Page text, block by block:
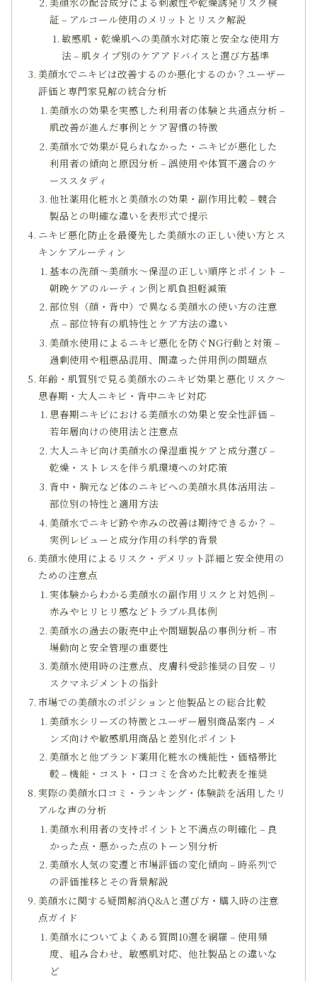
証 – アルコール使用のメリットとリスク解説
敏感肌・乾燥肌への美顔水対応策と安全な使用方
法 – 肌タイプ別のケアアドバイスと選び方基準
美顔水でニキビは改善するのか悪化するのか？ユーザー
評価と専門家見解の統合分析
美顔水の効果を実感した利用者の体験と共通点分析 –
肌改善が進んだ事例とケア習慣の特徴
美顔水で効果が見られなかった・ニキビが悪化した
利用者の傾向と原因分析 – 誤使用や体質不適合のケ
ーススタディ
他社薬用化粧水と美顔水の効果・副作用比較 – 競合
製品との明確な違いを表形式で提示
ニキビ悪化防止を最優先した美顔水の正しい使い方とス
キンケアルーティン
基本の洗顔～美顔水～保湿の正しい順序とポイント –
朝晩ケアのルーティン例と肌負担軽減策
部位別（顔・背中）で異なる美顔水の使い方の注意
点 – 部位特有の肌特性とケア方法の違い
美顔水使用によるニキビ悪化を防ぐNG行動と対策 –
過剰使用や粗悪品混用、間違った併用例の問題点
年齢・肌質別で見る美顔水のニキビ効果と悪化リスク～
思春期・大人ニキビ・背中ニキビ対応
思春期ニキビにおける美顔水の効果と安全性評価 –
若年層向けの使用法と注意点
大人ニキビ向け美顔水の保湿重視ケアと成分選び –
乾燥・ストレスを伴う肌環境への対応策
背中・胸元など体のニキビへの美顔水具体活用法 –
部位別の特性と適用方法
美顔水でニキビ跡や赤みの改善は期待できるか？ –
実例レビューと成分作用の科学的背景
美顔水使用によるリスク・デメリット詳細と安全使用の
ための注意点
実体験からわかる美顔水の副作用リスクと対処例 –
赤みやヒリヒリ感などトラブル具体例
美顔水の過去の販売中止や問題製品の事例分析 – 市
場動向と安全管理の重要性
美顔水使用時の注意点、皮膚科受診推奨の目安 – リ
スクマネジメントの指針
市場での美顔水のポジションと他製品との総合比較
美顔水シリーズの特徴とユーザー層別商品案内 – メ
ンズ向けや敏感肌用商品と差別化ポイント
美顔水と他ブランド薬用化粧水の機能性・価格帯比
較 – 機能・コスト・口コミを含めた比較表を推奨
実際の美顔水口コミ・ランキング・体験談を活用したリ
アルな声の分析
美顔水利用者の支持ポイントと不満点の明確化 – 良
かった点・悪かった点のトーン別分析
美顔水人気の変遷と市場評価の変化傾向 – 時系列で
の評価推移とその背景解説
美顔水に関する疑問解消Q&Aと選び方・購入時の注意
点ガイド
美顔水についてよくある質問10選を網羅 – 使用頻
度、組み合わせ、敏感肌対応、他社製品との違いな
ど